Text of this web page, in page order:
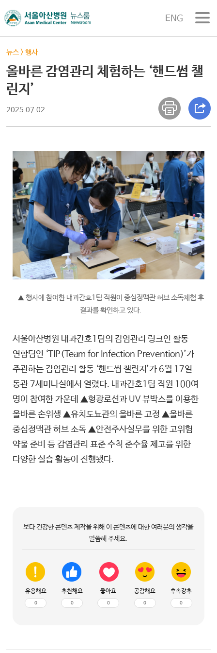
ENG
뉴스 >행사
올바른 감염관리 체험하는 ‘핸드썸 챌
린지’
2025.07.02
▲ 행사에 참여한 내과간호1팀 직원이 중심정맥관 허브 소독체험 후
결과를 확인하고 있다.
서울아산병원 내과간호1팀의 감염관리 링크인 활동
연합팀인 ‘TIP(Team for Infection Prevention)’가
주관하는 감염관리 활동 ‘핸드썸 챌린지’가 6월 17일
동관 7세미나실에서 열렸다. 내과간호1팀 직원 100여
명이 참여한 가운데 ▲형광로션과 UV 뷰박스를 이용한
올바른 손위생 ▲유치도뇨관의 올바른 고정 ▲올바른
중심정맥관 허브 소독 ▲안전주사실무를 위한 고위험
약물 준비 등 감염관리 표준 수칙 준수율 제고를 위한
다양한 실습 활동이 진행됐다.
보다 건강한 콘텐츠 제작을 위해 이 콘텐츠에 대한 여러분의 생각을
말씀해 주세요.
유용해요
0
추천해요
0
좋아요
0
공감해요
0
후속강추
0